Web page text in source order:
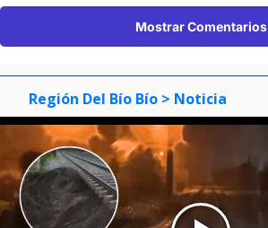
Mostrar Comentarios
Región Del Bío Bío > Noticia